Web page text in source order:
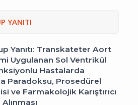
YANITI
Yanıtı: Transkateter Aort
Uygulanan Sol Ventrikül
Hastalarda
Paradoksu, Prosedürel
ve Farmakolojik Karıştırıcı